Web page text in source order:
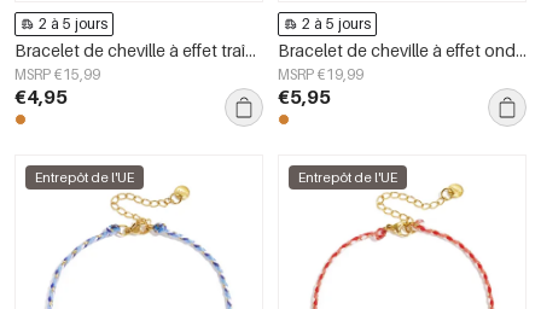
2 à 5 jours
Bracelet de cheville à effet traînant et étoile de mer
MSRP €15,99
€4,95
2 à 5 jours
Bracelet de cheville à effet ondulé et pierres pendantes
MSRP €19,99
€5,95
Entrepôt de l'UE Entrepôt de l'UE